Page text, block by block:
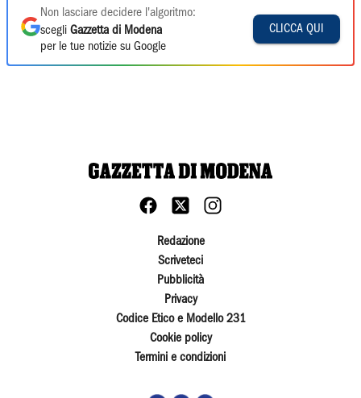
Non lasciare decidere l'algoritmo:
scegli Gazzetta di Modena
per le tue notizie su Google
CLICCA QUI
Redazione
Scriveteci
Pubblicità
Privacy
Codice Etico e Modello 231
Cookie policy
Termini e condizioni